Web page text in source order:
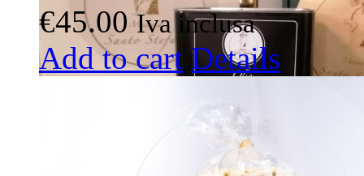
€45.00 Iva inclusa
Add to cart Details